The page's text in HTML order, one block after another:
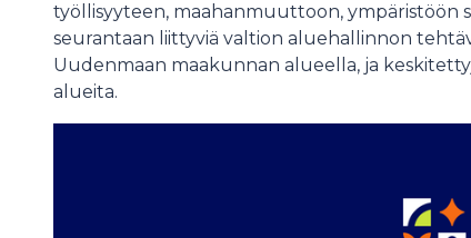
työllisyyteen, maahanmuuttoon, ympäristöön
seurantaan liittyviä valtion aluehallinnon
Uudenmaan maakunnan alueella, ja
alueita.